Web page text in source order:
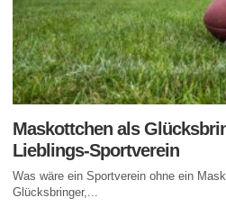
Maskottchen als
Lieblings-Sportverein
Was wäre ein Sportverein ohne ein
Glücksbringer,...